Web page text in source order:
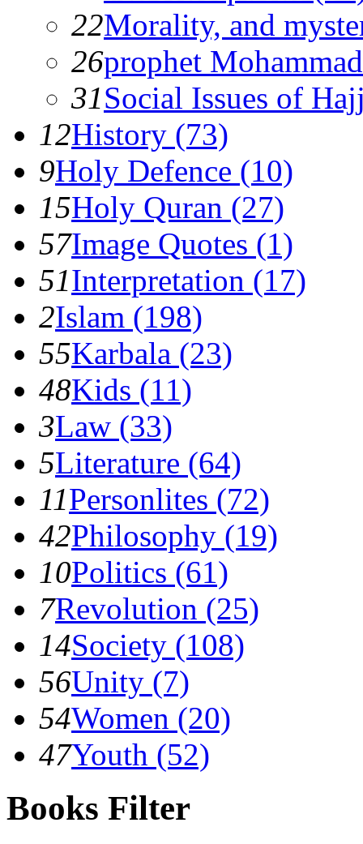
22Morality, and
26prophet
31Social Issues of
12History (73)
9Holy Defence (10)
15Holy Quran (27)
57Image Quotes (1)
51Interpretation (17)
2Islam (198)
55Karbala (23)
48Kids (11)
3Law (33)
5Literature (64)
11Personlites (72)
42Philosophy (19)
10Politics (61)
7Revolution (25)
14Society (108)
56Unity (7)
54Women (20)
47Youth (52)
Books Filter